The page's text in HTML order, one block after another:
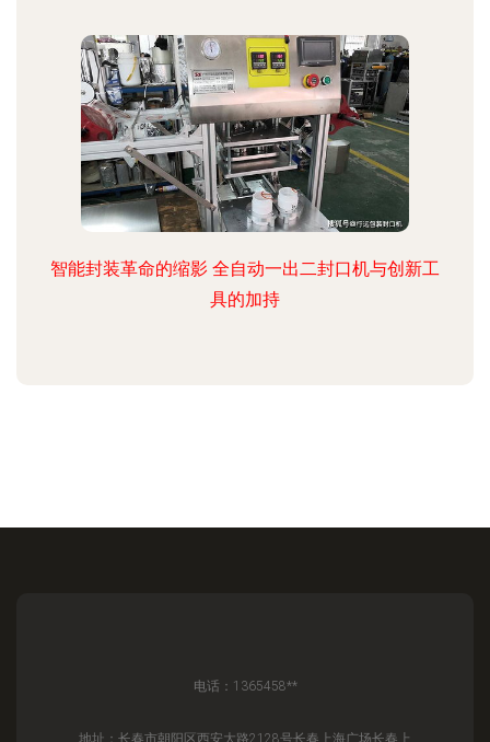
智能封装革命的缩影 全自动一出二封口机与创新工
具的加持
电话：1365458**
地址：长春市朝阳区西安大路2128号长春上海广场长春上